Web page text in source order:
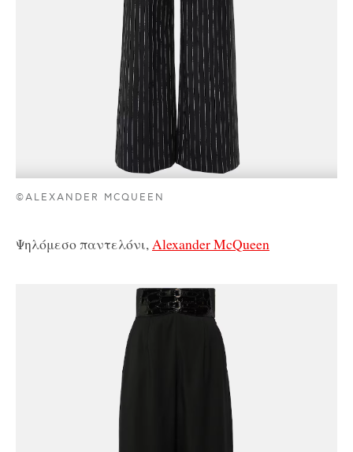
©ALEXANDER MCQUEEN
Ψηλόμεσο παντελόνι,Alexander McQueen